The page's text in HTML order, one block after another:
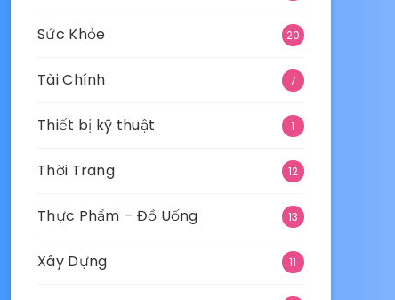
Sức Khỏe 20
Tài Chính 7
Thiết bị kỹ thuật 1
Thời Trang 12
Thực Phẩm – Đồ Uống 13
Xây Dựng 11